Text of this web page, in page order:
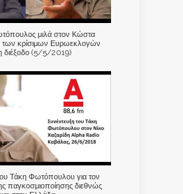
μιλά στον Κώστα
των κρίσιμων Ευρωεκλογών
διέξοδο (5/5/2019)
Τάκη Φωτόπουλου για τον
παγκοσμιοποίησης διεθνώς